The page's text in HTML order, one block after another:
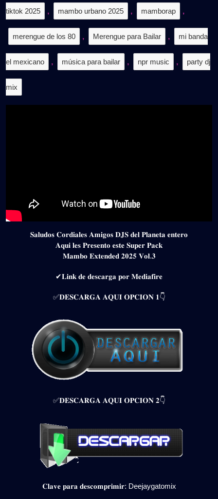
tiktok 2025 , mambo urbano 2025 , mamborap ,
merengue de los 80 , Merengue para Bailar , mi banda
el mexicano , música para bailar , npr music , party dj
mix
𝐒𝐚𝐥𝐮𝐝𝐨𝐬 𝐂𝐨𝐫𝐝𝐢𝐚𝐥𝐞𝐬 𝐀𝐦𝐢𝐠𝐨𝐬 𝐃𝐉𝐒 𝐝𝐞𝐥 𝐏𝐥𝐚𝐧𝐞𝐭𝐚 𝐞𝐧𝐭𝐞𝐫𝐨
𝐀𝐪𝐮𝐢 𝐥𝐞𝐬 𝐏𝐫𝐞𝐬𝐞𝐧𝐭𝐨 𝐞𝐬𝐭𝐞 𝐒𝐮𝐩𝐞𝐫 𝐏𝐚𝐜𝐤
𝐌𝐚𝐦𝐛𝐨 𝐄𝐱𝐭𝐞𝐧𝐝𝐞𝐝 𝟐𝟎𝟐𝟓 𝐕𝐨𝐥.𝟑
✔𝐋𝐢𝐧𝐤 𝐝𝐞 𝐝𝐞𝐬𝐜𝐚𝐫𝐠𝐚 𝐩𝐨𝐫 𝐌𝐞𝐝𝐢𝐚𝐟𝐢𝐫𝐞
✅𝐃𝐄𝐒𝐂𝐀𝐑𝐆𝐀 𝐀𝐐𝐔𝐈 𝐎𝐏𝐂𝐈𝐎𝐍 𝟏👇
✅𝐃𝐄𝐒𝐂𝐀𝐑𝐆𝐀 𝐀𝐐𝐔𝐈 𝐎𝐏𝐂𝐈𝐎𝐍 𝟐👇
𝐂𝐥𝐚𝐯𝐞 𝐩𝐚𝐫𝐚 𝐝𝐞𝐬𝐜𝐨𝐦𝐩𝐫𝐢𝐦𝐢𝐫: Deejaygatomix